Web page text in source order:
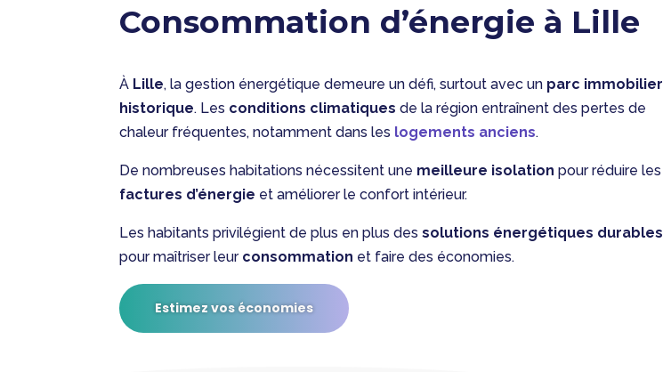
Consommation d’énergie à Lille
À Lille, la gestion énergétique demeure un défi, surtout avec un parc immobilier
historique. Les conditions climatiques de la région entraînent des pertes de
chaleur fréquentes, notamment dans les logements anciens.
De nombreuses habitations nécessitent une meilleure isolation pour réduire les
factures d’énergie et améliorer le confort intérieur.
Les habitants privilégient de plus en plus dessolutions énergétiques durables
pour maîtriser leur consommation et faire des économies.
Estimez vos économies